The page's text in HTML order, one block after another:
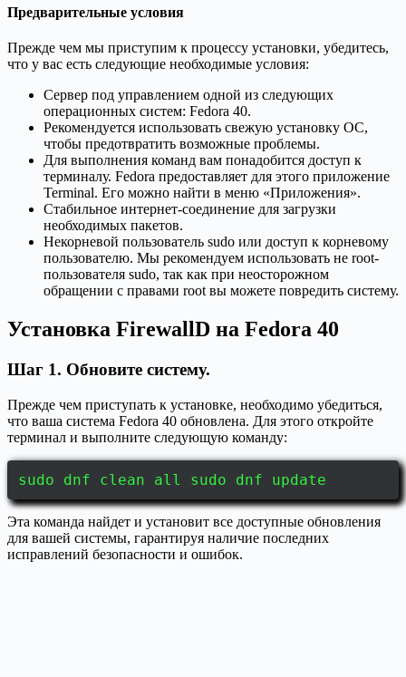
Предварительные условия
Прежде чем мы приступим к процессу установки, убедитесь,
что у вас есть следующие необходимые условия:
Сервер под управлением одной из следующих
операционных систем: Fedora 40.
Рекомендуется использовать свежую установку ОС,
чтобы предотвратить возможные проблемы.
Для выполнения команд вам понадобится доступ к
терминалу. Fedora предоставляет для этого приложение
Terminal. Его можно найти в меню «Приложения».
Стабильное интернет-соединение для загрузки
необходимых пакетов.
Некорневой пользователь sudo или доступ к корневому
пользователю. Мы рекомендуем использовать не root-
пользователя sudo, так как при неосторожном
обращении с правами root вы можете повредить систему.
Установка FirewallD на Fedora 40
Шаг 1. Обновите систему.
Прежде чем приступать к установке, необходимо убедиться,
что ваша система Fedora 40 обновлена. Для этого откройте
терминал и выполните следующую команду:
sudo dnf clean all sudo dnf update
Эта команда найдет и установит все доступные обновления
для вашей системы, гарантируя наличие последних
исправлений безопасности и ошибок.